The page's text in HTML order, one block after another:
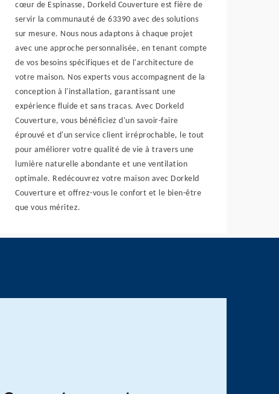
cœur de Espinasse, Dorkeld Couverture est fière de
servir la communauté de 63390 avec des solutions
sur mesure. Nous nous adaptons à chaque projet
avec une approche personnalisée, en tenant compte
de vos besoins spécifiques et de l'architecture de
votre maison. Nos experts vous accompagnent de la
conception à l'installation, garantissant une
expérience fluide et sans tracas. Avec Dorkeld
Couverture, vous bénéficiez d'un savoir-faire
éprouvé et d'un service client irréprochable, le tout
pour améliorer votre qualité de vie à travers une
lumière naturelle abondante et une ventilation
optimale. Redécouvrez votre maison avec Dorkeld
Couverture et offrez-vous le confort et le bien-être
que vous méritez.